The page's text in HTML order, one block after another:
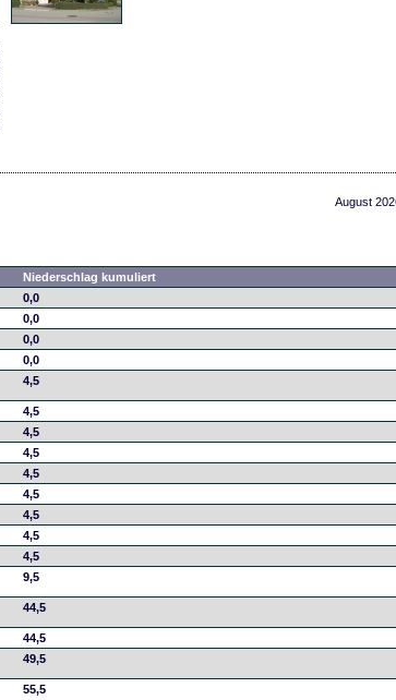
August
Niederschlag kumuliert
0,0
0,0
0,0
0,0
4,5
4,5
4,5
4,5
4,5
4,5
4,5
4,5
4,5
9,5
44,5
44,5
49,5
55,5